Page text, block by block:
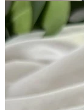
В наличии 11408